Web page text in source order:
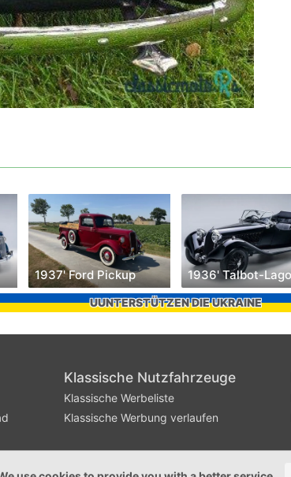
1937' Ford Pickup
UUNTERSTÜTZEN DIE UKRAINE
Klassische Nutzfahrzeuge
Klassische Werbeliste
Klassische Werbung verlaufen